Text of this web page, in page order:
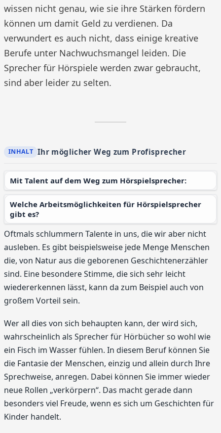
wissen nicht genau, wie sie ihre Stärken fördern
können um damit Geld zu verdienen. Da
verwundert es auch nicht, dass einige kreative
Berufe unter Nachwuchsmangel leiden. Die
Sprecher für Hörspiele werden zwar gebraucht,
sind aber leider zu selten.
Ihr möglicher Weg zum Profisprecher
Mit Talent auf dem Weg zum Hörspielsprecher:
Welche Arbeitsmöglichkeiten für Hörspielsprecher
gibt es?
Oftmals schlummern Talente in uns, die wir aber nicht
ausleben. Es gibt beispielsweise jede Menge Menschen
die, von Natur aus die geborenen Geschichtenerzähler
sind. Eine besondere Stimme, die sich sehr leicht
wiedererkennen lässt, kann da zum Beispiel auch von
großem Vorteil sein.
Wer all dies von sich behaupten kann, der wird sich,
wahrscheinlich als Sprecher für Hörbücher so wohl wie
ein Fisch im Wasser fühlen. In diesem Beruf können Sie
die Fantasie der Menschen, einzig und allein durch Ihre
Sprechweise, anregen. Dabei können Sie immer wieder
neue Rollen „verkörpern“. Das macht gerade dann
besonders viel Freude, wenn es sich um Geschichten für
Kinder handelt.